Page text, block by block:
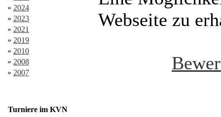
» 2024
» 2023
» 2021
» 2019
» 2010
» 2008
» 2007
Turniere im KVN
Webseite zu